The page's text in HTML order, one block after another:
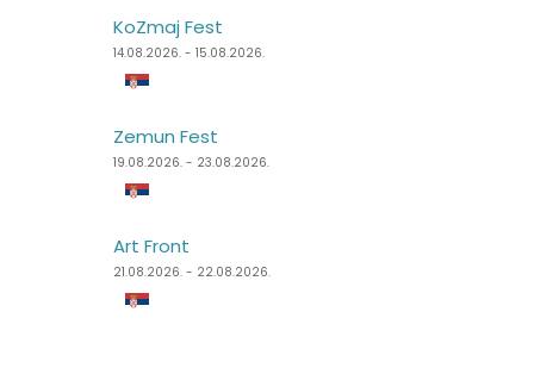
KoZmaj Fest
14.08.2026. - 15.08.2026.
Zemun Fest
19.08.2026. - 23.08.2026.
Art Front
21.08.2026. - 22.08.2026.
Špancirfest
21.08.2026. - 30.08.2026.
Sea Dance Festival
24.08.2026. - 27.08.2026.
Dimensions Festival
27.08.2026. - 31.08.2026.